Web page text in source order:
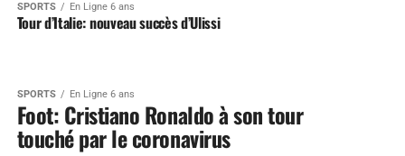
SPORTS En Ligne 6 ans
Tour d’Italie: nouveau succès d’Ulissi
SPORTS En Ligne 6 ans
Foot: Cristiano Ronaldo à son tour
touché par le coronavirus